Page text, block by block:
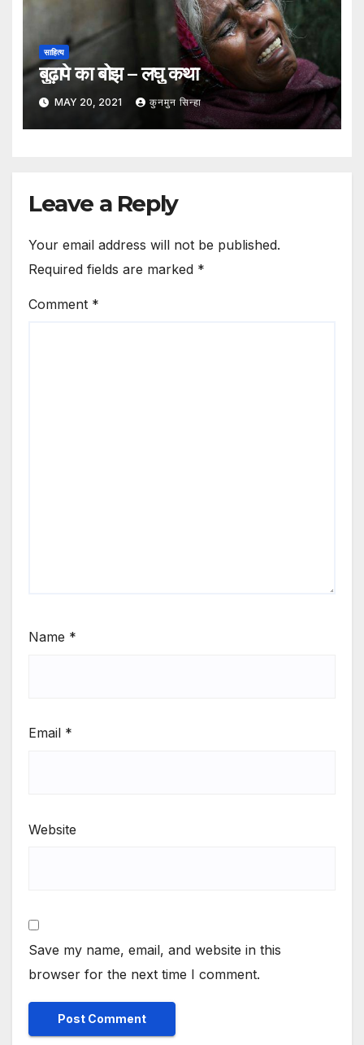
साहित्य
बुढ़ापे का बोझ – लघु कथा
MAY 20, 2021 कुनमुन सिन्हा
Leave a Reply
Your email address will not be published.
Required fields are marked *
Comment *
Name *
Email *
Website
Save my name, email, and website in this
browser for the next time I comment.